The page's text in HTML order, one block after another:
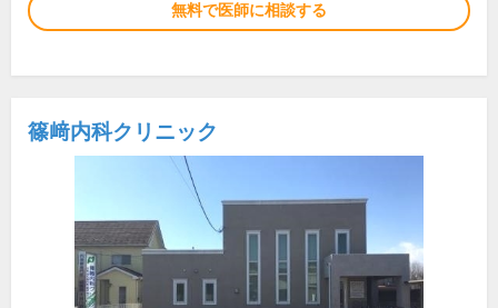
無料で医師に相談する
篠﨑内科クリニック